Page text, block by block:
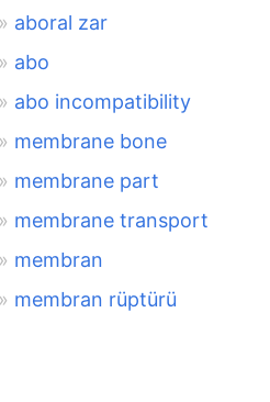
aboral zar
abo
abo incompatibility
membrane bone
membrane part
membrane transport
membran
membran rüptürü